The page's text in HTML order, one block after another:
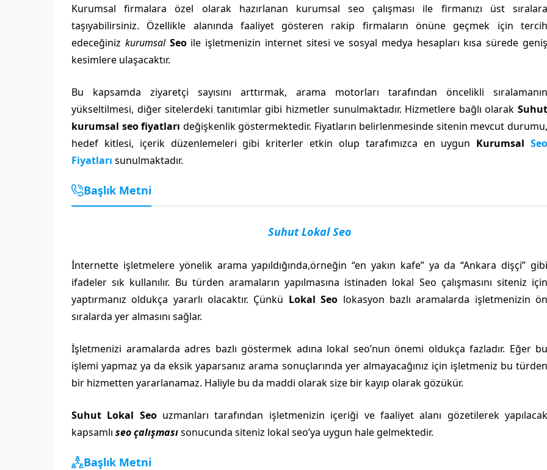
Kurumsal firmalara özel olarak hazırlanan kurumsal seo çalışması ile firmanızı üst sıralara
taşıyabilirsiniz. Özellikle alanında faaliyet gösteren rakip firmaların önüne geçmek için tercih
edeceğiniz kurumsal Seoile işletmenizin internet sitesi ve sosyal medya hesapları kısa sürede geniş
kesimlere ulaşacaktır.
Bu kapsamda ziyaretçi sayısını arttırmak, arama motorları tarafından öncelikli sıralamanın
yükseltilmesi, diğer sitelerdeki tanıtımlar gibi hizmetler sunulmaktadır. Hizmetlere bağlı olarak Suhut
kurumsal seo fiyatları değişkenlik göstermektedir. Fiyatların belirlenmesinde sitenin mevcut durumu,
hedef kitlesi, içerik düzenlemeleri gibi kriterler etkin olup tarafımızca en uygun KurumsalSeo
Fiyatları sunulmaktadır.
Başlık Metni
Suhut Lokal Seo
İnternette işletmelere yönelik arama yapıldığında,örneğin “en yakın kafe” ya da “Ankara dişçi” gibi
ifadeler sık kullanılır. Bu türden aramaların yapılmasına istinaden lokal Seo çalışmasını siteniz için
yaptırmanız oldukça yararlı olacaktır. Çünkü Lokal Seo lokasyon bazlı aramalarda işletmenizin ön
sıralarda yer almasını sağlar.
İşletmenizi aramalarda adres bazlı göstermek adına lokal seo’nun önemi oldukça fazladır. Eğer bu
işlemi yapmaz ya da eksik yaparsanız arama sonuçlarında yer almayacağınız için işletmeniz bu türden
bir hizmetten yararlanamaz. Haliyle bu da maddi olarak size bir kayıp olarak gözükür.
Suhut Lokal Seouzmanları tarafından işletmenizin içeriği ve faaliyet alanı gözetilerek yapılacak
kapsamlı seo çalışmasısonucunda siteniz lokal seo’ya uygun hale gelmektedir.
Başlık Metni